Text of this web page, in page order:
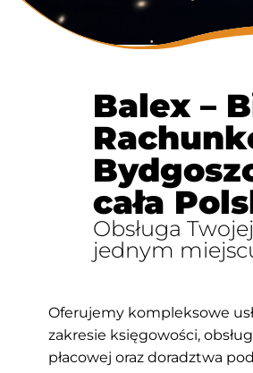
Balex –
cała
Obsługa
jednym
Oferujemy kompleksowe
zakresie księgowości,
płacowej oraz doradztwa